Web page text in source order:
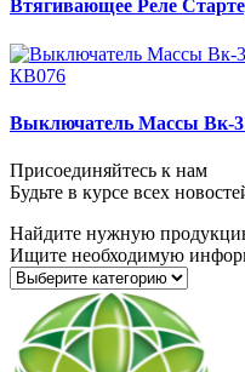
Втягивающее Реле
КВ076
Выключатель Массы Вк-
Присоединяйтесь к нам
Будьте в курсе всех
Найдите нужную
Ищите необходимую